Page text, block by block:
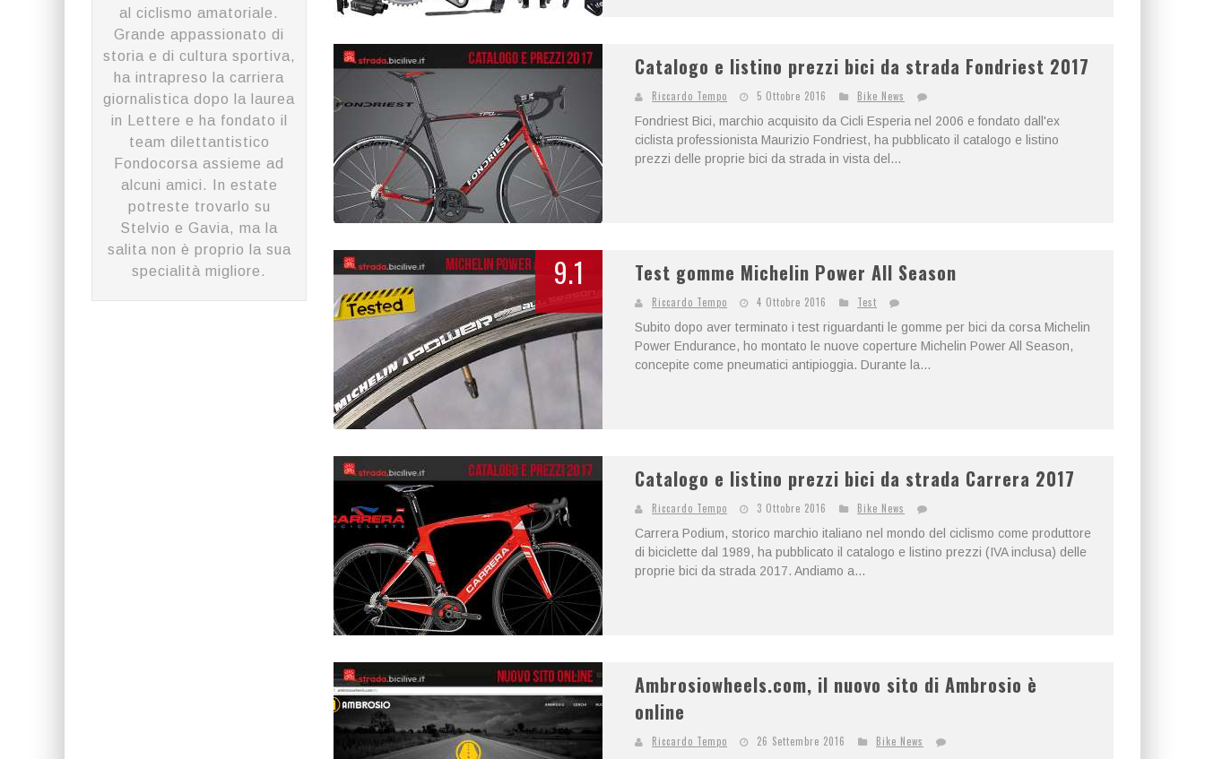
al ciclismo amatoriale.
Grande appassionato di
storia e di cultura sportiva,
ha intrapreso la carriera
giornalistica dopo la laurea
in Lettere e ha fondato il
team dilettantistico
Fondocorsa assieme ad
alcuni amici. In estate
potreste trovarlo su
Stelvio e Gavia, ma la
salita non è proprio la sua
specialità migliore.
Catalogo e listino prezzi bici da strada Fondriest 2017
Riccardo Tempo 5 Ottobre 2016
Bike News
Fondriest Bici, marchio acquisito da Cicli Esperia nel 2006 e fondato dall'ex
ciclista professionista Maurizio Fondriest, ha pubblicato il catalogo e listino
prezzi delle proprie bici da strada in vista del...
9.1 Test gomme Michelin Power All Season
Riccardo Tempo 4 Ottobre 2016
Test
Subito dopo aver terminato i test riguardanti le gomme per bici da corsa Michelin
Power Endurance, ho montato le nuove coperture Michelin Power All Season,
concepite come pneumatici antipioggia. Durante la...
Catalogo e listino prezzi bici da strada Carrera 2017
Riccardo Tempo 3 Ottobre 2016
Bike News
Carrera Podium, storico marchio italiano nel mondo del ciclismo come produttore
di biciclette dal 1989, ha pubblicato il catalogo e listino prezzi (IVA inclusa) delle
proprie bici da strada 2017. Andiamo a...
Ambrosiowheels.com, il nuovo sito di Ambrosio è
online
Riccardo Tempo 26 Settembre 2016
Bike News